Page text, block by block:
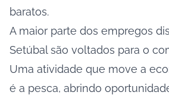
baratos.
A maior parte dos empregos
Setúbal são voltados para o
Uma atividade que move a
é a pesca, abrindo